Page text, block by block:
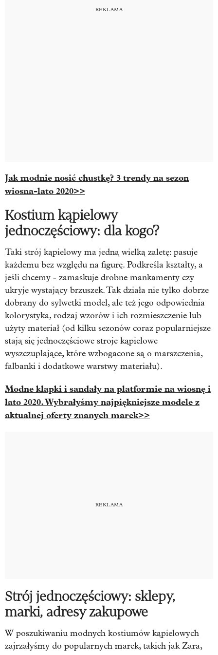
Jak modnie nosić chustkę? 3 trendy na sezon
wiosna-lato 2020>>
Kostium kąpielowy
jednoczęściowy: dla kogo?
Taki strój kąpielowy ma jedną wielką zaletę: pasuje
każdemu bez względu na figurę. Podkreśla kształty, a
jeśli chcemy - zamaskuje drobne mankamenty czy
ukryje wystający brzuszek. Tak działa nie tylko dobrze
dobrany do sylwetki model, ale też jego odpowiednia
kolorystyka, rodzaj wzorów i ich rozmieszczenie lub
użyty materiał (od kilku sezonów coraz popularniejsze
stają się jednoczęściowe stroje kąpielowe
wyszczuplające, które wzbogacone są o marszczenia,
falbanki i dodatkowe warstwy materiału).
Modne klapki i sandały na platformie na wiosnę i
lato 2020. Wybrałyśmy najpiękniejsze modele z
aktualnej oferty znanych marek>>
Strój jednoczęściowy: sklepy,
marki, adresy zakupowe
W poszukiwaniu modnych kostiumów kąpielowych
zajrzałyśmy do popularnych marek, takich jak Zara,